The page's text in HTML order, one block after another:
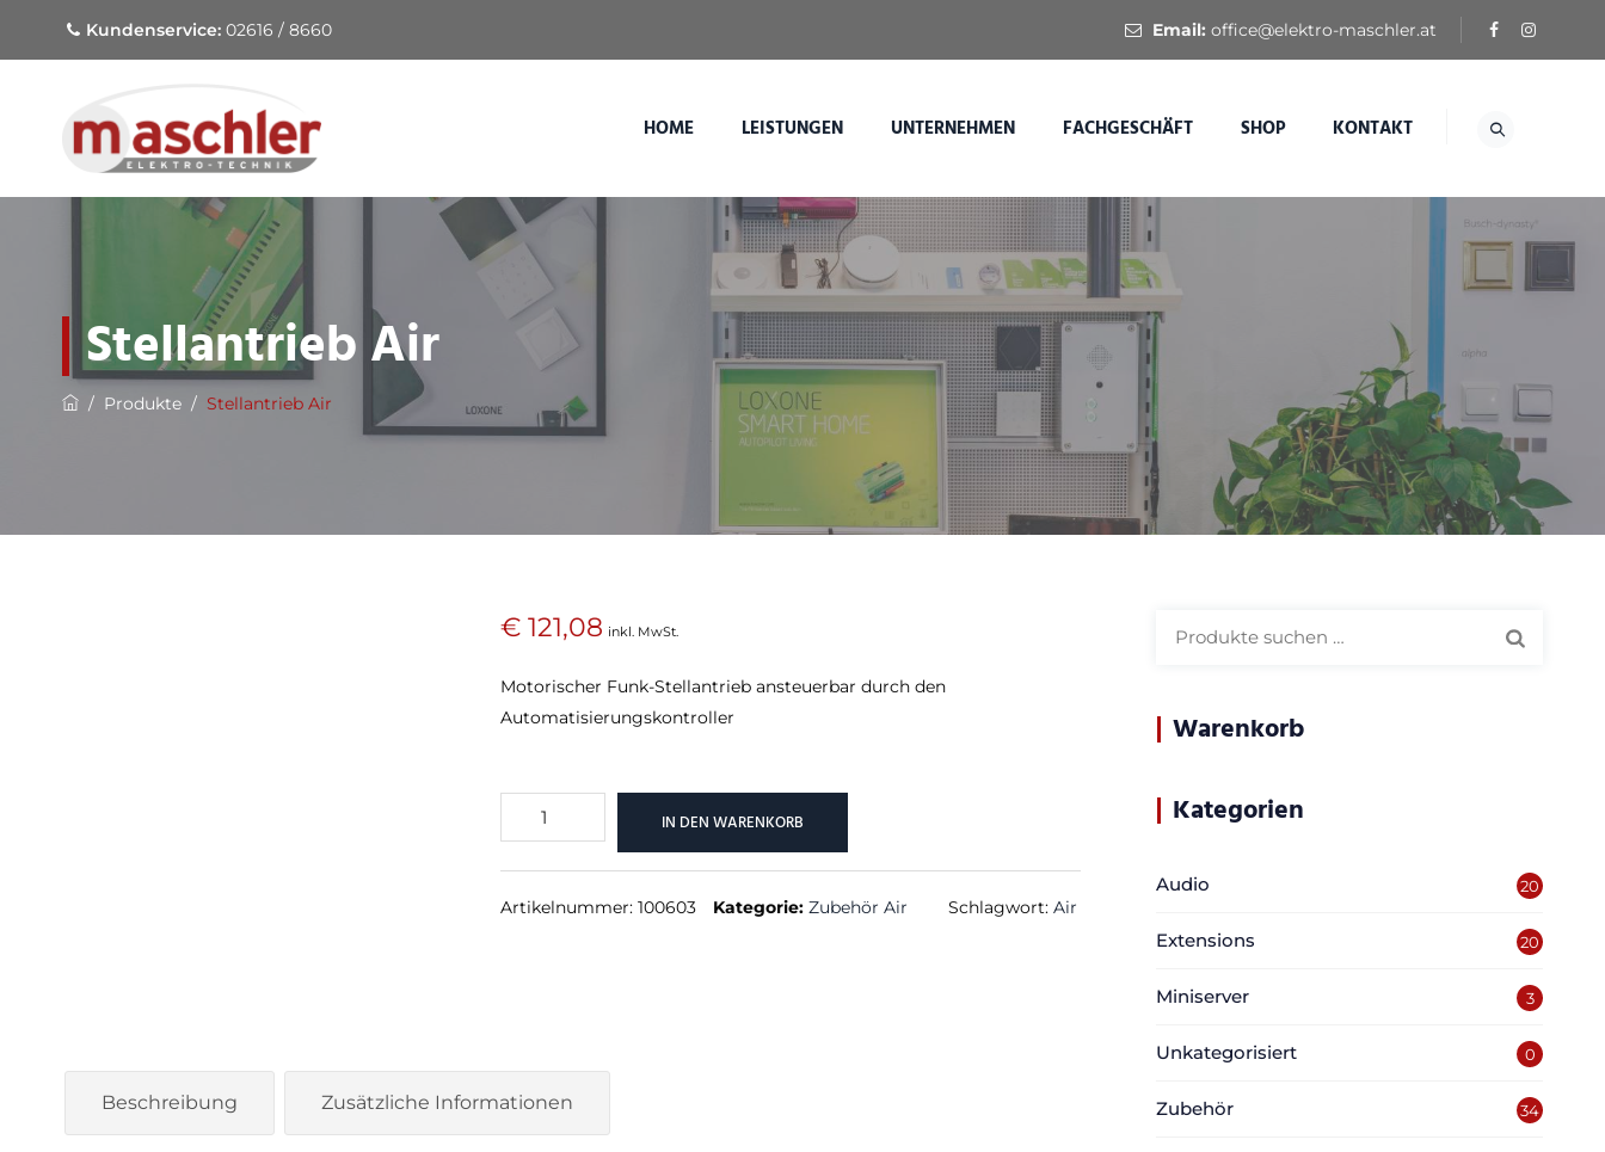
Kundenservice: 02616 / 8660 Email: office@elektro-maschler.at
HOME LEISTUNGEN UNTERNEHMEN FACHGESCHÄFT SHOP KONTAKT
Stellantrieb Air
/ Produkte / Stellantrieb Air
€121,08 inkl. MwSt.
Motorischer Funk-Stellantrieb ansteuerbar durch den
Automatisierungskontroller
Stellantrieb
Air
Menge
IN DEN WARENKORB
Artikelnummer: 100603 Kategorie: Zubehör Air Schlagwort: Air
Beschreibung Zusätzliche Informationen
Warenkorb
Kategorien
Audio 20
Extensions 20
Miniserver 3
Unkategorisiert 0
Zubehör 34